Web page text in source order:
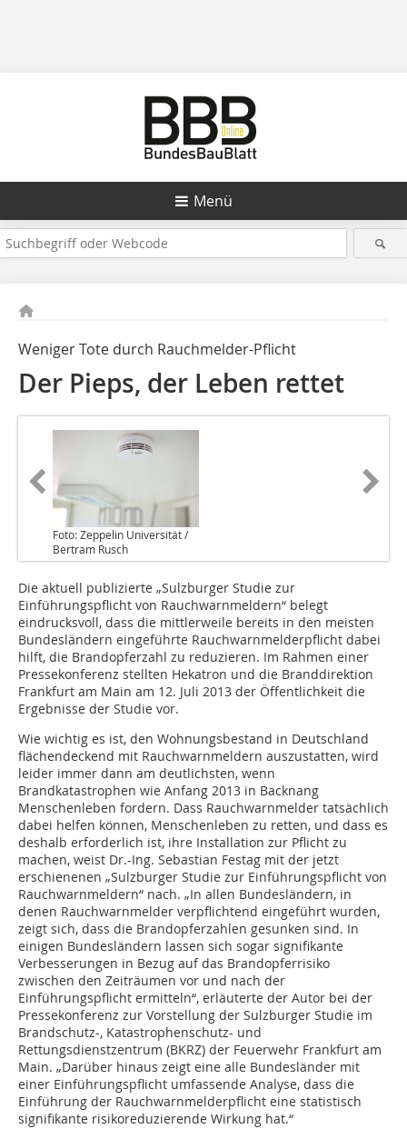
Menü
Weniger Tote durch Rauchmelder-Pflicht
Der Pieps, der Leben rettet
Foto: Zeppelin Universität /
Bertram Rusch
Die aktuell publizierte „Sulzburger Studie zur
Einführungspflicht von Rauchwarnmeldern“ belegt
eindrucksvoll, dass die mittlerweile bereits in den meisten
Bundesländern eingeführte Rauchwarnmelderpflicht dabei
hilft, die Brandopferzahl zu reduzieren. Im Rahmen einer
Pressekonferenz stellten Hekatron und die Branddirektion
Frankfurt am Main am 12. Juli 2013 der Öffentlichkeit die
Ergebnisse der Studie vor.
Wie wichtig es ist, den Wohnungsbestand in Deutschland
flächendeckend mit Rauchwarnmeldern auszustatten, wird
leider immer dann am deutlichsten, wenn
Brandkatastrophen wie Anfang 2013 in Backnang
Menschenleben fordern. Dass Rauchwarnmelder tatsächlich
dabei helfen können, Menschenleben zu retten, und dass es
deshalb erforderlich ist, ihre Installation zur Pflicht zu
machen, weist Dr.-Ing. Sebastian Festag mit der jetzt
erschienenen „Sulzburger Studie zur Einführungspflicht von
Rauchwarnmeldern“ nach. „In allen Bundesländern, in
denen Rauchwarnmelder verpflichtend eingeführt wurden,
zeigt sich, dass die Brandopferzahlen gesunken sind. In
einigen Bundesländern lassen sich sogar signifikante
Verbesserungen in Bezug auf das Brandopferrisiko
zwischen den Zeiträumen vor und nach der
Einführungspflicht ermitteln“, erläuterte der Autor bei der
Pressekonferenz zur Vorstellung der Sulzburger Studie im
Brandschutz-, Katastrophenschutz- und
Rettungsdienstzentrum (BKRZ) der Feuerwehr Frankfurt am
Main. „Darüber hinaus zeigt eine alle Bundesländer mit
einer Einführungspflicht umfassende Analyse, dass die
Einführung der Rauchwarnmelderpflicht eine statistisch
signifikante risikoreduzierende Wirkung hat.“